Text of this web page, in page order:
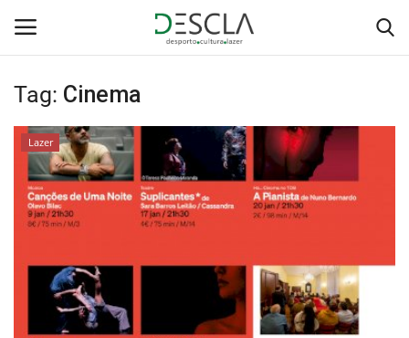
Login
Home
...by Descla
Contactos
Tag: Cinema
Lazer